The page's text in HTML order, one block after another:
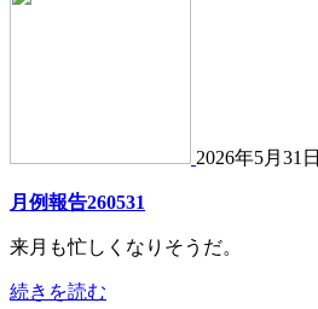
2026年5月31日
月例報告260531
来月も忙しくなりそうだ。
続きを読む